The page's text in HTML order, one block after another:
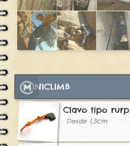
MINICLIMB
Clavo tipo rurp
Desde 1,5cm